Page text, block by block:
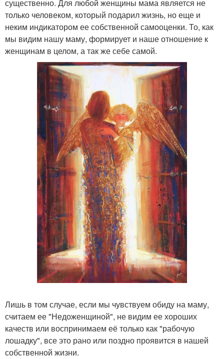
существенно. Для любой женщины мама является не
только человеком, который подарил жизнь, но еще и
неким индикатором ее собственной самооценки. То, как
мы видим нашу маму, формирует и наше отношение к
женщинам в целом, а так же себе самой.
Лишь в том случае, если мы чувствуем обиду на маму,
считаем ее "Недоженщиной", не видим ее хороших
качеств или воспринимаем её только как "рабочую
лошадку", все это рано или поздно проявится в нашей
собственной жизни.